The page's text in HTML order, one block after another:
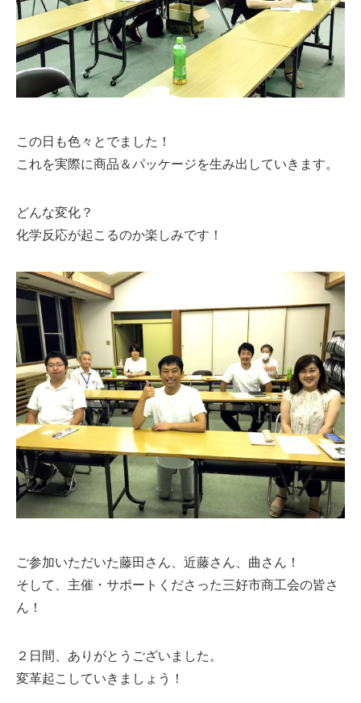
この日も色々とでました！
これを実際に商品＆パッケージを生み出していきます。
どんな変化？
化学反応が起こるのか楽しみです！
ご参加いただいた藤田さん、近藤さん、曲さん！
そして、主催・サポートくださった三好市商工会の皆さ
ん！
２日間、ありがとうございました。
変革起こしていきましょう！